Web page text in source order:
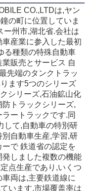
CO.,LTDは,ヤン
の町に位置していま
ー州市,湖北省.会社は
産業に参入した最初
る種類の特殊自動車
販売とサービス 自
先端のタンクトラッ
ます5つのシリーズ
シリーズ,石油鉱山化
トラックシリーズ,
ートラックです.同
して,自動車の特別研
自動車生産,学習,研
で 鉄道省の認定を
しました複数の機能
点生産であり,いくつ
両は,主要鉄道線に
います.市場覆盖率は